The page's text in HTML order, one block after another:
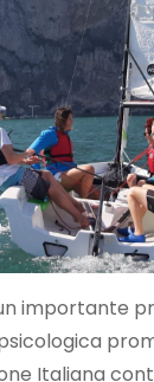
importante
Italiana